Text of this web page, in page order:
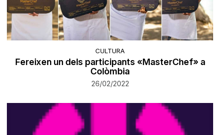
CULTURA
Fereixen un dels participants «MasterChef» a
Colòmbia
26/02/2022